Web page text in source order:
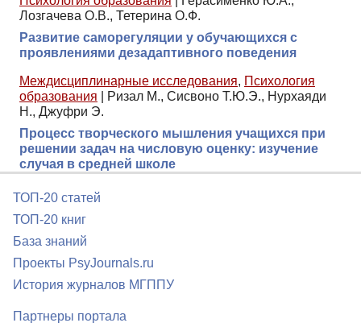
Лозгачева О.В., Тетерина О.Ф.
Развитие саморегуляции у обучающихся с
проявлениями дезадаптивного поведения
Междисциплинарные исследования, Психология
образования
Ризал М., Сисвоно Т.Ю.Э., Нурхаяди
Н., Джуфри Э.
Процесс творческого мышления учащихся при
решении задач на числовую оценку: изучение
случая в средней школе
ТОП-20 статей
ТОП-20 книг
База знаний
Проекты PsyJournals.ru
История журналов МГППУ
Партнеры портала